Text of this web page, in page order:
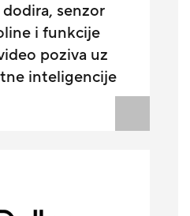
dodira, senzor
i funkcije
poziva uz
inteligencije